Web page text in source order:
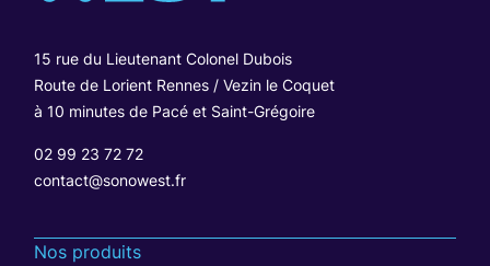
15 rue du Lieutenant Colonel Dubois
Route de Lorient Rennes / Vezin le Coquet
à 10 minutes de Pacé et Saint-Grégoire
02 99 23 72 72
contact@sonowest.fr
Nos produits